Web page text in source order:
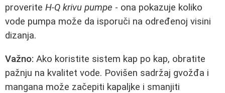
proverite H-Q krivu pumpe - ona pokazuje koliko
vode pumpa može da isporuči na određenoj visini
dizanja.
Važno: Ako koristite sistem kap po kap, obratite
pažnju na kvalitet vode. Povišen sadržaj gvožđa i
mangana može začepiti kapaljke i smanjiti